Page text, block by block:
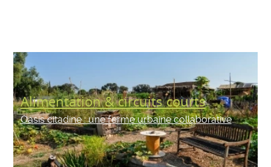
Oasis citadine : une ferme urbaine collaborative
Alimentation & circuits courts